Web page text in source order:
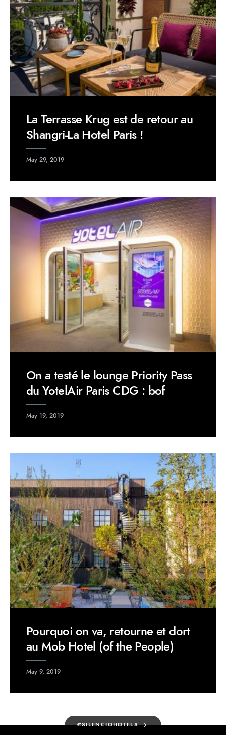
La Terrasse Krug est de retour au
Shangri-La Hotel Paris !
May 29, 2019
On a testé le lounge Priority Pass
du YotelAir Paris CDG : bof
May 19, 2019
Pourquoi on va, retourne et dort
au Mob Hotel (of the People)
May 9, 2019
@SILENCIOHOTELS